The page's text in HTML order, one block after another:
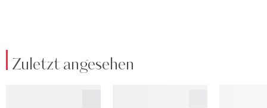
Zuletzt angesehen